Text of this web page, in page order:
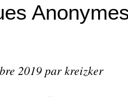
2019par kreizker